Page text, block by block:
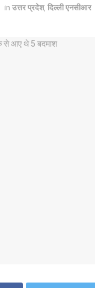
in उत्तर प्रदेश, दिल्ली एनसीआर